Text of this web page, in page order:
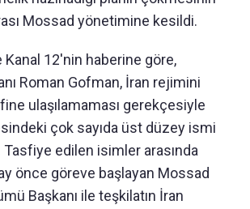
Mossad yönetimine kesildi.
Kanal 12'nin haberine göre,
Roman Gofman, İran rejimini
ulaşılamaması gerekçesiyle
çok sayıda üst düzey ismi
Tasfiye edilen isimler arasında
önce göreve başlayan Mossad
Başkanı ile teşkilatın İran